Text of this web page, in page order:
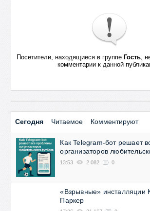
Посетители, находящиеся в группе Гость,
комментарии к данной
Сегодня Читаемое Комментируют
Как Telegram-бот решает
организаторов
13:53 2 082 0
«Взрывные» инсталляции
Паркер